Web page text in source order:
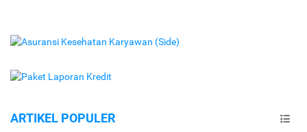
ARTIKEL POPULER